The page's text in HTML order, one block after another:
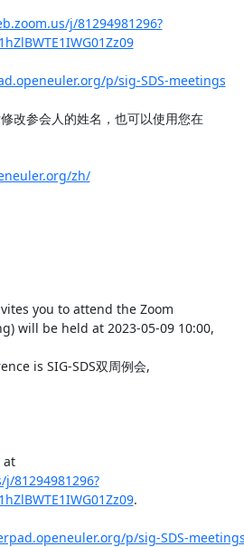
j/81294981296?
p/sig-SDS-meetings
改参会人的姓名，也可以使用您在
zh/
you to attend the Zoom
will be held at 2023-05-09 10:00,
is SIG-SDS双周例会,
You can join the meeting at
81294981296?
.
p/sig-SDS-